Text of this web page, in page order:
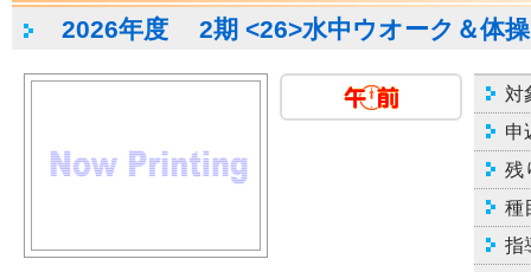
2026年度 2期 <26>水中ウオーク＆体操
対
申
残
種
指